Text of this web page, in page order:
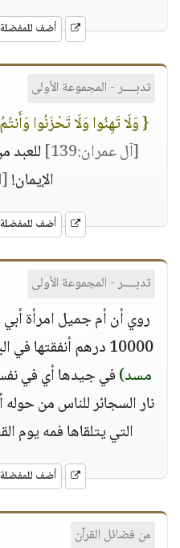
أضف للمفضلة
تدبــــر - المجموعة الأولى
{ وَلَا تَهِنُوا وَلَا تَحْزَنُوا
[آل عمران:139]
للعبد
الإيمان!
أضف للمفضلة
تدبــــر - المجموعة الأولى
روي أن أم جميل امرأة
10000 درهم أنفقتها في الباطل، فكان الجزاء
مسد)في جيدها أي في
نار السجائر للناس من
التي يتلقاها فمه يوم
أضف للمفضلة
من فضائل القرآن